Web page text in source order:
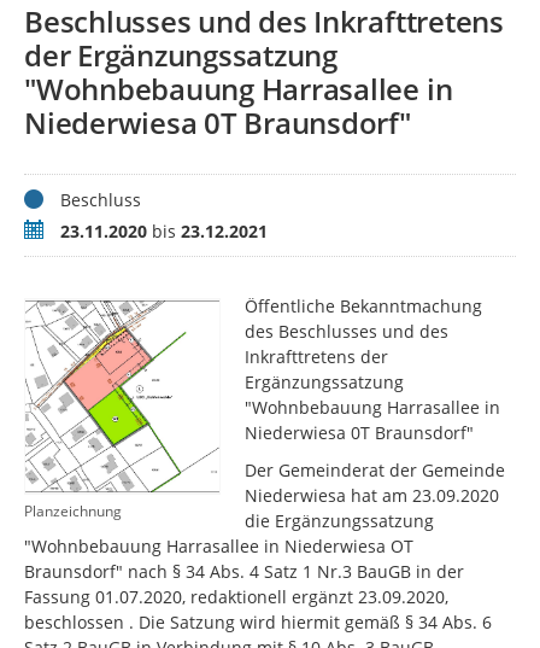
Beschlusses und des Inkrafttretens
der Ergänzungssatzung
"Wohnbebauung Harrasallee in
Niederwiesa 0T Braunsdorf"
StatusBeschluss
Zeitraum23.11.2020 bis 23.12.2021
Planzeichnung
Öffentliche Bekanntmachung
des Beschlusses und des
Inkrafttretens der
Ergänzungssatzung
"Wohnbebauung Harrasallee in
Niederwiesa 0T Braunsdorf"
Der Gemeinderat der Gemeinde
Niederwiesa hat am 23.09.2020
die Ergänzungssatzung
"Wohnbebauung Harrasallee in Niederwiesa OT
Braunsdorf" nach § 34 Abs. 4 Satz 1 Nr.3 BauGB in der
Fassung 01.07.2020, redaktionell ergänzt 23.09.2020,
beschlossen . Die Satzung wird hiermit gemäß § 34 Abs. 6